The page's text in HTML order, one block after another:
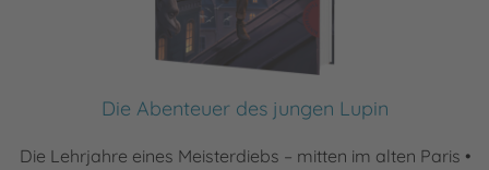
Die Abenteuer des jungen Lupin
Die Lehrjahre eines Meisterdiebs – mitten im alten Paris •